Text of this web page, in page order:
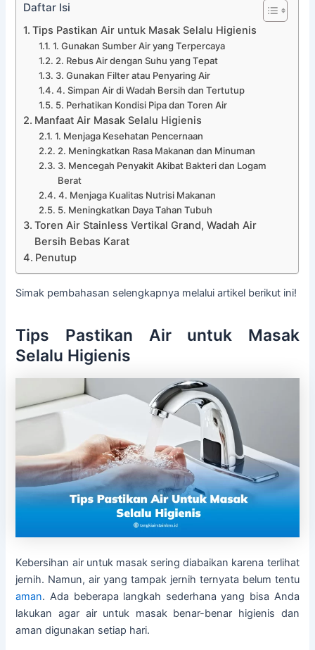
Daftar Isi
Tips Pastikan Air untuk Masak Selalu Higienis
1. Gunakan Sumber Air yang Terpercaya
2. Rebus Air dengan Suhu yang Tepat
3. Gunakan Filter atau Penyaring Air
4. Simpan Air di Wadah Bersih dan Tertutup
5. Perhatikan Kondisi Pipa dan Toren Air
Manfaat Air Masak Selalu Higienis
1. Menjaga Kesehatan Pencernaan
2. Meningkatkan Rasa Makanan dan Minuman
3. Mencegah Penyakit Akibat Bakteri dan Logam
Berat
4. Menjaga Kualitas Nutrisi Makanan
5. Meningkatkan Daya Tahan Tubuh
Toren Air Stainless Vertikal Grand, Wadah Air
Bersih Bebas Karat
Penutup
Simak pembahasan selengkapnya melalui artikel berikut ini!
Tips Pastikan Air untuk Masak
Selalu Higienis
Kebersihan air untuk masak sering diabaikan karena terlihat
jernih. Namun, air yang tampak jernih ternyata belum tentu
aman. Ada beberapa langkah sederhana yang bisa Anda
lakukan agar air untuk masak benar-benar higienis dan
aman digunakan setiap hari.